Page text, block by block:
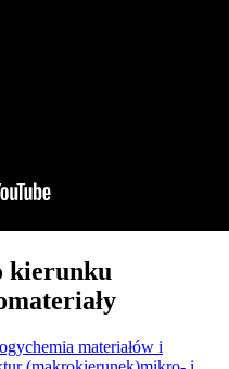
kierunku
chemia materiałów i